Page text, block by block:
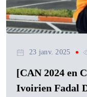
23 janv. 2025
[CAN 2024 en
Ivoirien Fadal